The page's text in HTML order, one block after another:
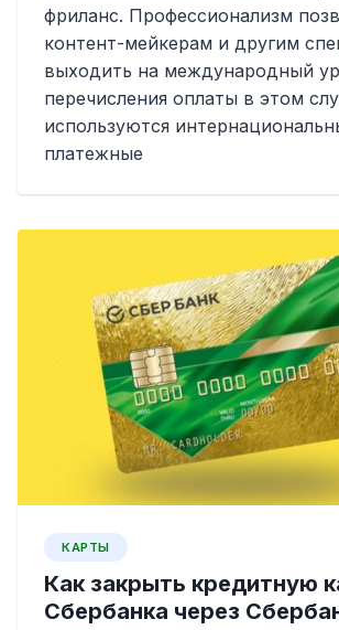
фриланс. Профессионализм
контент-мейкерам и другим
выходить на международный
перечисления оплаты в этом
используются
платежные
КАРТЫ
Как закрыть кредитную
Сбербанка через